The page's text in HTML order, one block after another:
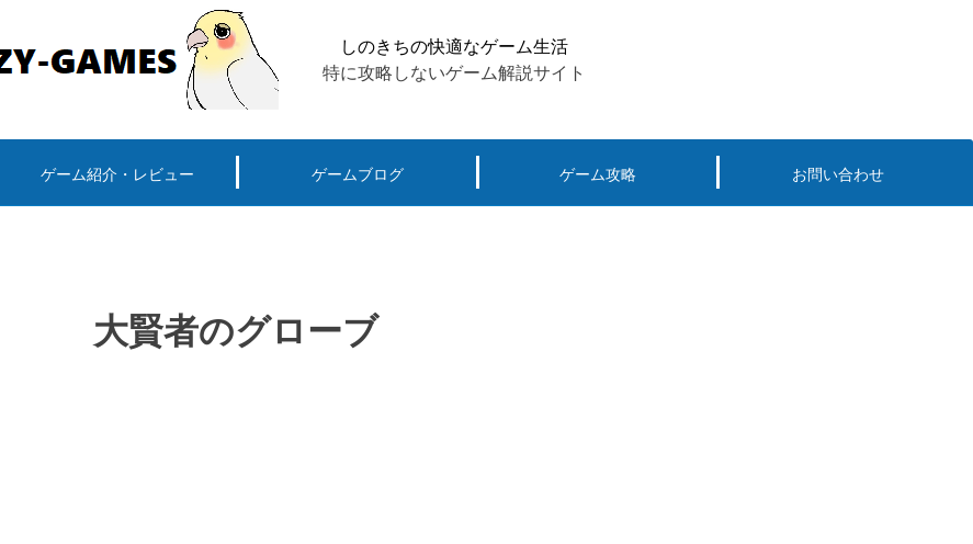
しのきちの快適なゲーム生活
特に攻略しないゲーム解説サイト
ゲーム紹介・レビュー ゲームブログ ゲーム攻略 お問い合わせ
大賢者のグローブ